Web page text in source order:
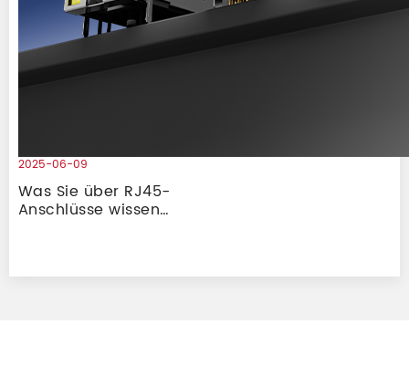
2025-06-09
Was Sie über RJ45-
Anschlüsse wissen
Überspannungsschutzlösung